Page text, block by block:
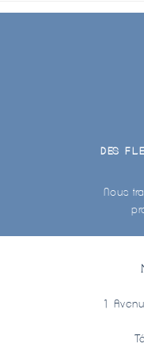
DES
Nous
1